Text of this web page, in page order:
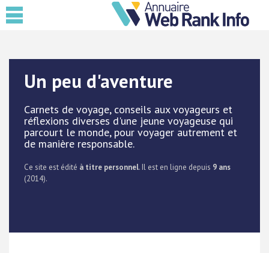
Un peu d'aventure
Carnets de voyage, conseils aux voyageurs et
réflexions diverses d'une jeune voyageuse qui
parcourt le monde, pour voyager autrement et
de manière responsable.
Ce site est édité à titre personnel. Il est en ligne depuis 9 ans
(2014).